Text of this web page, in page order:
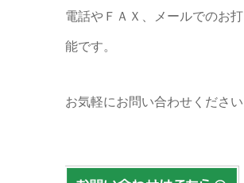
電話やＦＡＸ、メールでのお
能です。
お気軽にお問い合わせください